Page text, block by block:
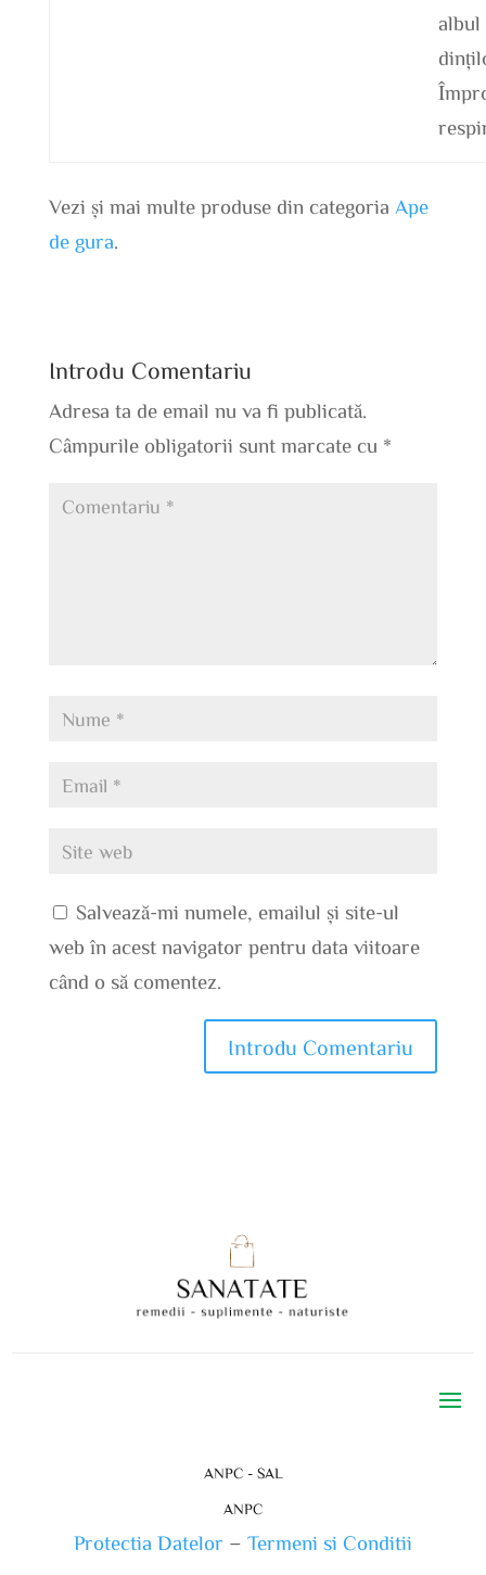
albul
Vezi și mai multe produse din categoria Ape
de gura
Introdu Comentariu
Adresa ta de email nu va fi publicată.
Câmpurile obligatorii sunt marcate cu *
Salvează-mi numele, emailul și site-ul
web în acest navigator pentru data viitoare
când o să comentez.
ANPC - SAL
ANPC
Protectia Datelor – Termeni si Conditii